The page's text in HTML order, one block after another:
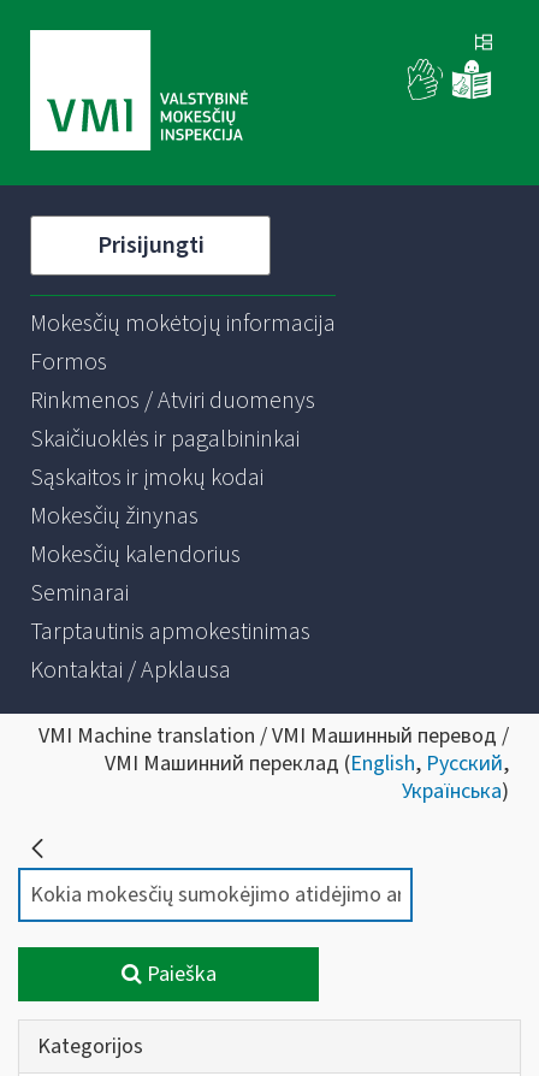
Prisijungti
Mokesčių mokėtojų informacija
Formos
Rinkmenos / Atviri duomenys
Skaičiuoklės ir pagalbininkai
Sąskaitos ir įmokų kodai
Mokesčių žinynas
Mokesčių kalendorius
Seminarai
Tarptautinis apmokestinimas
Kontaktai / Apklausa
VMI Machine translation / VMI Машинный перевод /
VMI Машинний переклад (English, Русский,
Українська)
Paieška
Kategorijos